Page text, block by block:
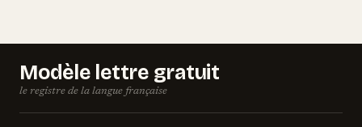
Modèle lettre gratuit
le registre de la langue française